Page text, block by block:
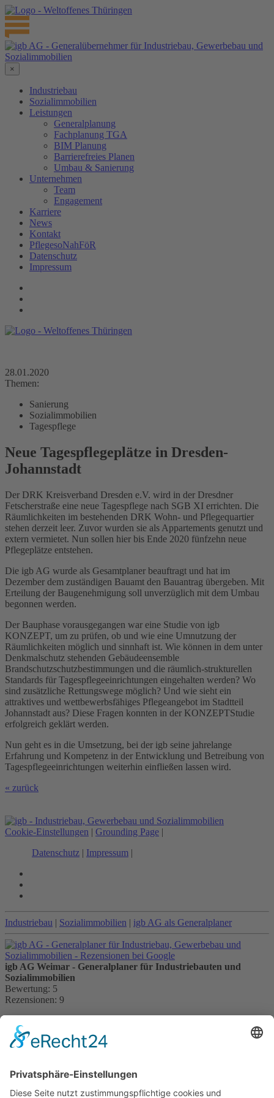
×
Industriebau
Sozialimmobilien
Leistungen
Generalplanung
Fachplanung TGA
BIM Planung
Barrierefreies Planen
Umbau & Sanierung
Unternehmen
Team
Engagement
Karriere
News
Kontakt
PflegesoNahFöR
Datenschutz
Impressum
28.01.2020
Themen:
Sanierung
Sozialimmobilien
Tagespflege
Neue Tagespflegeplätze in Dresden-
Johannstadt
Der DRK Kreisverband Dresden e.V. wird in der Dresdner
Fetscherstraße eine neue Tagespflege nach SGB XI errichten. Die
Räumlichkeiten im bestehenden DRK Wohn- und Pflegequartier
stehen derzeit leer. Zuvor wurden sie als Appartements genutzt und
extern vermietet. Nun sollen hier bis Ende 2020 fünfzehn neue
Pflegeplätze entstehen.
Die igb AG wurde als Gesamtplaner beauftragt und hat im
Dezember dem zuständigen Bauamt den Bauantrag übergeben. Mit
Erteilung der Baugenehmigung soll unverzüglich mit dem Umbau
begonnen werden.
Der Bauphase vorausgegangen war eine Studie von igb
KONZEPT, um zu prüfen, ob und wie eine Umnutzung der
Räumlichkeiten möglich und sinnhaft ist. Wie können in dem unter
Denkmalschutz stehenden Gebäudeensemble
Brandschutzschutzbestimmungen und die räumlich-strukturellen
Standards für Tagespflegeeinrichtungen eingehalten werden? Wo
sind zusätzliche Rettungswege möglich? Und wie sieht ein
attraktives und wettbewerbsfähiges Pflegeangebot im Stadtteil
Johannstadt aus? Diese Fragen konnten in der KONZEPTStudie
erfolgreich geklärt werden.
Nun geht es in die Umsetzung, bei der igb seine jahrelange
Erfahrung und Kompetenz in der Entwicklung und Betreibung von
Tagespflegeeinrichtungen weiterhin einfließen lassen wird.
« zurück
Cookie-Einstellungen | Grounding Page |
Datenschutz | Impressum |
Industriebau | Sozialimmobilien | igb AG als Generalplaner
igb AG Weimar - Generalplaner für Industriebauten und
Sozialimmobilien
Bewertung: 5
Rezensionen: 9
Kontakt:
igb AG
Telefon:+49 (0) 3643 7710-30
info@igb.ag